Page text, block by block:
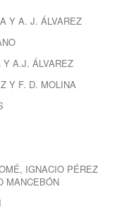
Y A. J. ÁLVAREZ
Y A.J. ÁLVAREZ
Y F. D. MOLINA
IGNACIO PÉREZ
MANCEBÓN